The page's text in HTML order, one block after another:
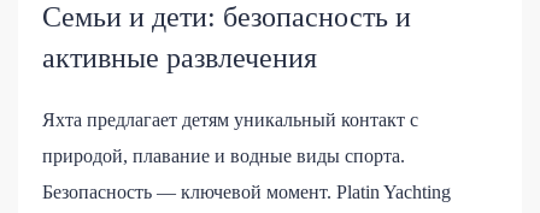
Семьи и дети: безопасность и
активные развлечения
Яхта предлагает детям уникальный контакт с
природой, плавание и водные виды спорта.
Безопасность — ключевой момент. Platin Yachting